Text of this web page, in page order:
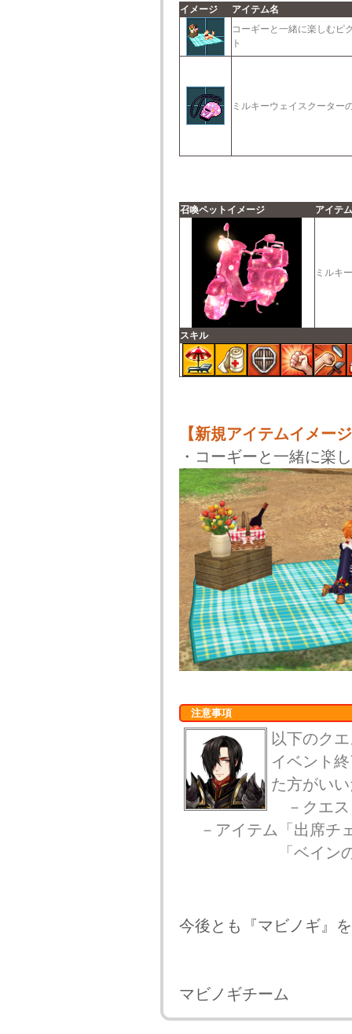
イメージ
アイテム名
コーギーと一緒に楽しむピ
ト
ミルキーウェイスクーター
召喚ペットイメージ アイテ
ミルキ
スキル
【新規アイテムイメー
・コーギーと一緒に楽
注意事項
以下のク
イベント
た方がい
－クエス
－アイテム「出席チ
「ベインの出席
今後とも『マビノギ』
マビノギチーム